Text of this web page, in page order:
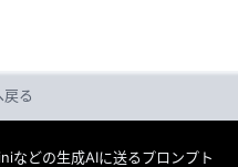
戻る
などの生成AIに送るプロンプト